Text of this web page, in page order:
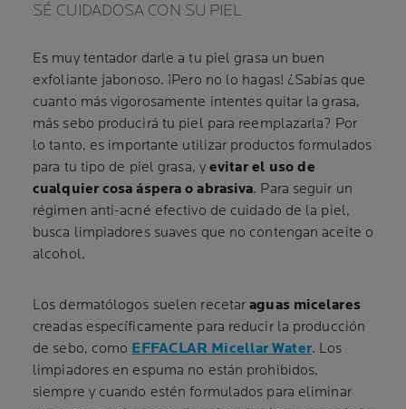
SÉ CUIDADOSA CON SU PIEL
Es muy tentador darle a tu piel grasa un buen
exfoliante jabonoso. ¡Pero no lo hagas! ¿Sabías que
cuanto más vigorosamente intentes quitar la grasa,
más sebo producirá tu piel para reemplazarla? Por
lo tanto, es importante utilizar productos formulados
para tu tipo de piel grasa, yevitar el uso de
cualquier cosa áspera o abrasiva. Para seguir un
régimen anti-acné efectivo de cuidado de la piel,
busca limpiadores suaves que no contengan aceite o
alcohol.
Los dermatólogos suelen recetaraguas micelares
creadas específicamente para reducir la producción
de sebo, como EFFACLAR Micellar Water. Los
limpiadores en espuma no están prohibidos,
siempre y cuando estén formulados para eliminar